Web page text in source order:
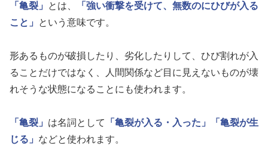
「亀裂」 とは、
「強い衝撃を受けて、無数のにひびが入る
こと」
という意味です。
形あるものが破損したり、劣化したりして、ひび割れが入
ることだけではなく、人間関係など目に見えないものが壊
れそうな状態になることにも使われます。
「亀裂」 は名詞として 「亀裂が入る・入った」
「亀裂が生
じる」 などと使われます。